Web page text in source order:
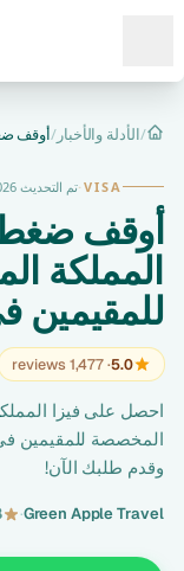
الرئيسية
/الأدلة والأخبار/
VISA
·تم التحديث Apr 2026
أوقف ضغط
المملكة
للمقيمين
5.0
· 1,477 reviews
احصل على فيزا
المخصصة للمقيمين في
وقدم طلبك الآن!
Green Apple Travel
·